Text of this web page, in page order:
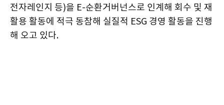
전자레인지 등)을 E-순환거버넌스로 인계해 회수 및 재
활용 활동에 적극 동참해 실질적 ESG 경영 활동을 진행
해 오고 있다.